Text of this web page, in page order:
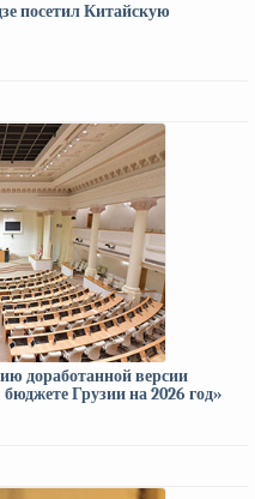
посетил Китайскую
доработанной версии
Грузии на 2026 год»